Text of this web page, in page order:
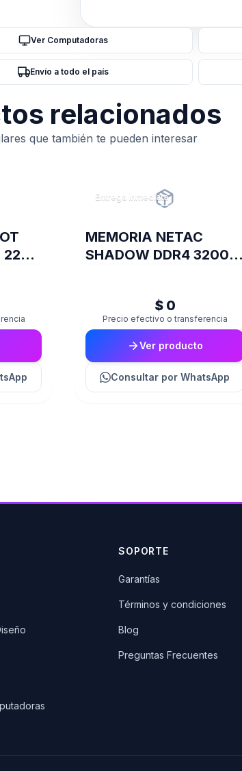
WIFII
AM5
DDR
cantidad
Ver Computadoras
Envío a todo el país
relacionados
que también te pueden interesar
Entrega inmediata
MEMORIA NETAC
SHADOW DDR4 3200 8
$ 0
Precio efectivo o transferencia
Ver producto
Consultar por WhatsApp
SOPORTE
Garantías
Términos y condiciones
Blog
Preguntas Frecuentes